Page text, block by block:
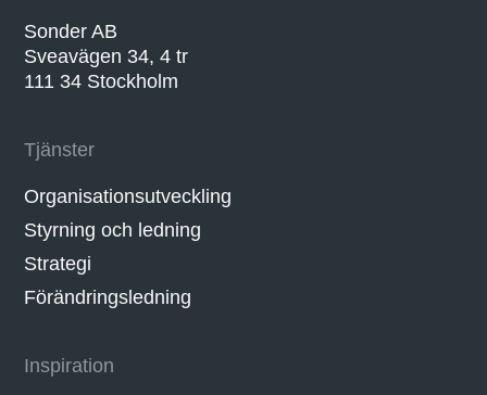
Sonder AB
Sveavägen 34, 4 tr
111 34 Stockholm
Tjänster
Organisationsutveckling
Styrning och ledning
Strategi
Förändringsledning
Inspiration